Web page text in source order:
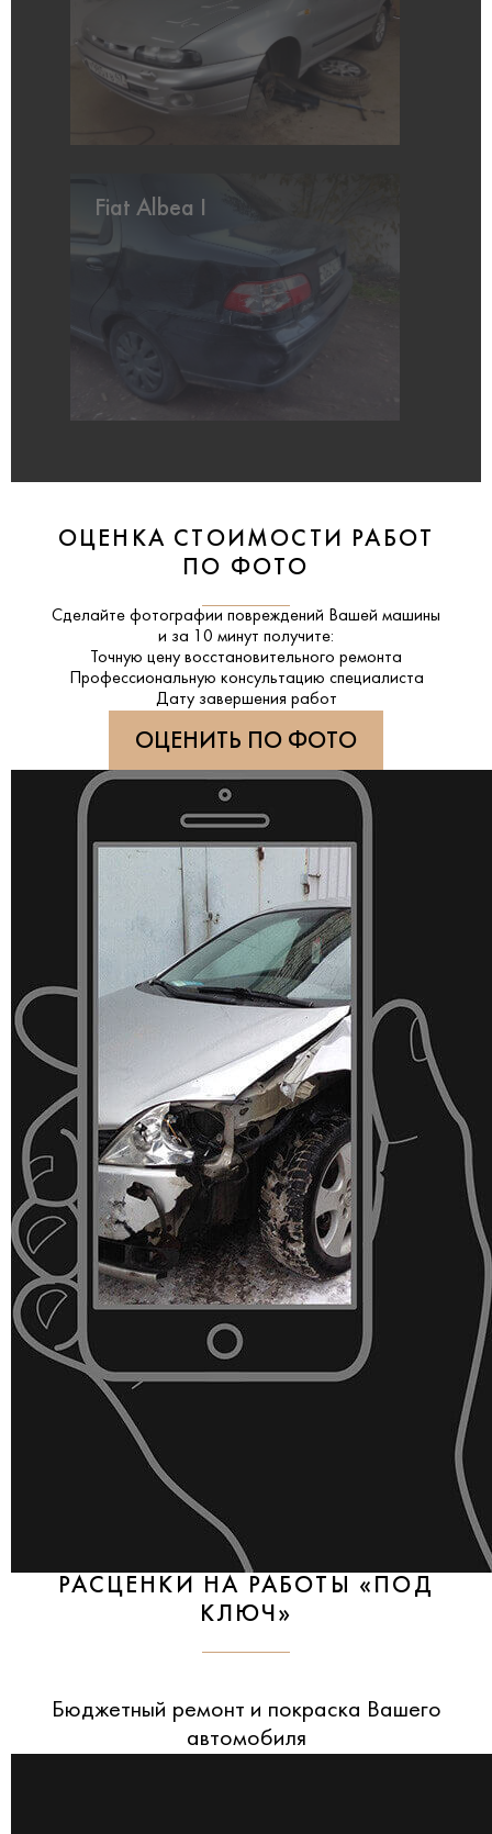
Fiat Albea I
ОЦЕНКА СТОИМОСТИ РАБОТ
ПО ФОТО
Сделайте фотографии повреждений Вашей машины
и за
10 минут получите:
Точную цену восстановительного ремонта
Профессиональную консультацию специалиста
Дату завершения работ
ОЦЕНИТЬ ПО ФОТО
РАСЦЕНКИ НА РАБОТЫ «ПОД
КЛЮЧ»
Бюджетный ремонт и покраска Вашего
автомобиля